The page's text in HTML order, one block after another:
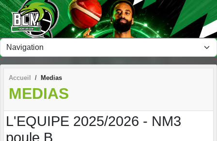
Accueil Medias
MEDIAS
L'EQUIPE 2025/2026 - NM3
poule B
Panneau de gestion des cookies